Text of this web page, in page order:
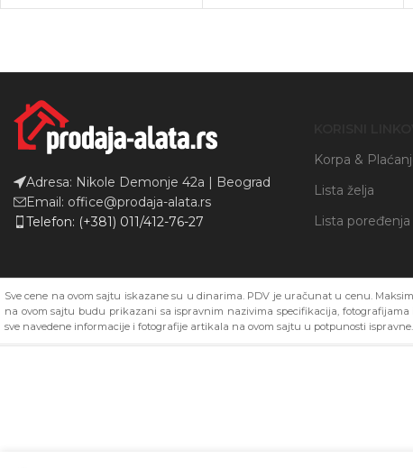
Adresa: Nikole Demonje 42a | Beograd
Email: office@prodaja-alata.rs
Telefon: (+381) 011/412-76-27
Korpa &
Lista želja
Lista poređenja
Sve cene na ovom sajtu iskazane su u dinarima. PDV je uračunat u cenu.
na ovom sajtu budu prikazani sa ispravnim nazivima specifikacija,
sve navedene informacije i fotografije artikala na ovom sajtu u potpunosti ispravne.